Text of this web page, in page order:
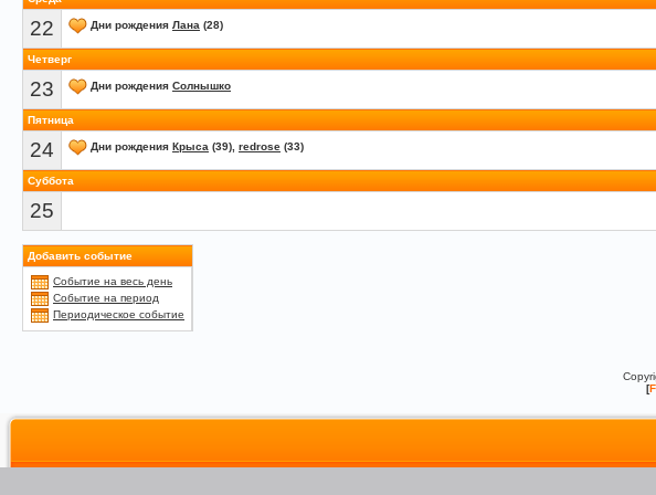
22 Дни рождения Лана (28)
Четверг
23 Дни рождения Солнышко
Пятница
24 Дни рождения Крыса (39), redrose (33)
Суббота
25
Добавить событие
Событие на весь день
Событие на период
Периодическое событие
[